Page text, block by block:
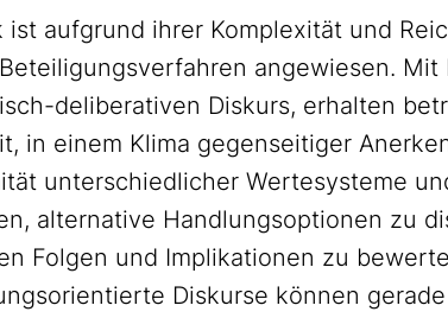
ist aufgrund ihrer Komplexität und
angewiesen.
deliberativen Diskurs, erhalten
in einem Klima gegenseitiger
unterschiedlicher Wertesysteme
alternative Handlungsoptionen zu
Folgen und Implikationen zu
Diskurse können